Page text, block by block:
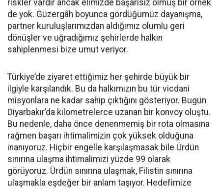
riskler vardır ancak elimizde başarısız olmuş bir örnek
de yok. Güzergâh boyunca gördüğümüz dayanışma,
partner kuruluşlarımızdan aldığımız olumlu geri
dönüşler ve uğradığımız şehirlerde halkın
sahiplenmesi bize umut veriyor.
Türkiye’de ziyaret ettiğimiz her şehirde büyük bir
ilgiyle karşılandık. Bu da halkımızın bu tür vicdani
misyonlara ne kadar sahip çıktığını gösteriyor. Bugün
Diyarbakır’da kilometrelerce uzanan bir konvoy oluştu.
Bu nedenle, daha önce denenmemiş bir rota olmasına
rağmen başarı ihtimalimizin çok yüksek olduğuna
inanıyoruz. Hiçbir engelle karşılaşmasak bile Ürdün
sınırına ulaşma ihtimalimizi yüzde 99 olarak
görüyoruz. Ürdün sınırına ulaşmak, Filistin sınırına
ulaşmakla eşdeğer bir anlam taşıyor. Hedefimize